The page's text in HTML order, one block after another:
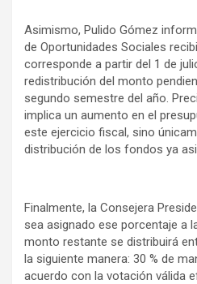
Asimismo, Pulido Gómez
de Oportunidades Sociales
corresponde a partir del 1 de
redistribución del monto
segundo semestre del año.
implica un aumento en el
este ejercicio fiscal, sino
distribución de los fondos ya
Finalmente, la Consejera
sea asignado ese porcentaje a
monto restante se distribuirá
la siguiente manera: 30 % de
acuerdo con la votación válida